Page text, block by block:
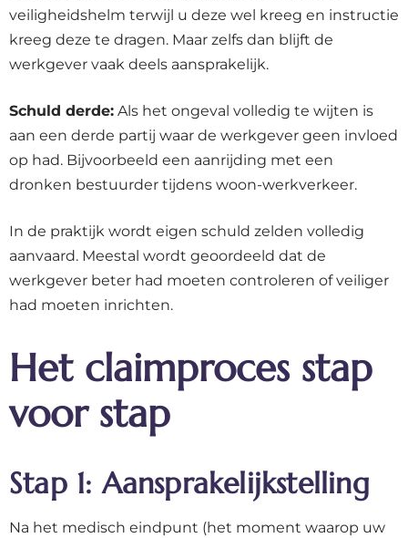
veiligheidshelm terwijl u deze wel kreeg en instructie
kreeg deze te dragen. Maar zelfs dan blijft de
werkgever vaak deels aansprakelijk.
Schuld derde: Als het ongeval volledig te wijten is
aan een derde partij waar de werkgever geen invloed
op had. Bijvoorbeeld een aanrijding met een
dronken bestuurder tijdens woon-werkverkeer.
In de praktijk wordt eigen schuld zelden volledig
aanvaard. Meestal wordt geoordeeld dat de
werkgever beter had moeten controleren of veiliger
had moeten inrichten.
Het claimproces stap
voor stap
Stap 1: Aansprakelijkstelling
Na het medisch eindpunt (het moment waarop uw